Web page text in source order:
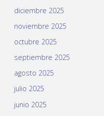
diciembre 2025
noviembre 2025
octubre 2025
septiembre 2025
agosto 2025
julio 2025
junio 2025